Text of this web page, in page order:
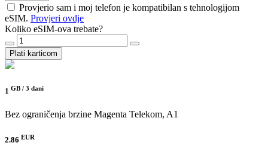
Provjerio sam i moj telefon je kompatibilan s tehnologijom
eSIM. Provjeri ovdje
Koliko eSIM-ova trebate?
Plati karticom
1 GB / 3 dani
Bez ograničenja brzine Magenta Telekom, A1
2.86 EUR